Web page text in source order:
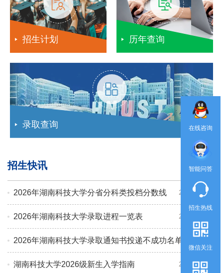
招生计划 历年查询
录取查询
招生快讯 查看更多
2026年湖南科技大学分省分科类投档分数线 2026-07-28
2026年湖南科技大学录取进程一览表 2026-08-02
2026年湖南科技大学录取通知书投递不成功名单公示
2026-08-02
湖南科技大学2026级新生入学指南 2026-07-19
在线咨询
智能问答
招生热线
微信关注